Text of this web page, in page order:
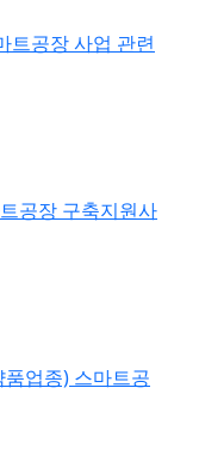
트공장 사업 관련
공장 구축지원사
업종) 스마트공